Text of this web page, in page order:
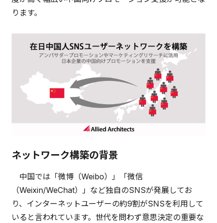
ります。
ネットワーク構築の背景
中国では「微博（Weibo）」「微信
（Weixin/WeChat）」など独自のSNSが発展してお
り、インターネットユーザーの約9割がSNSを利用して
いると言われています。世代を問わず意思決定の重要な